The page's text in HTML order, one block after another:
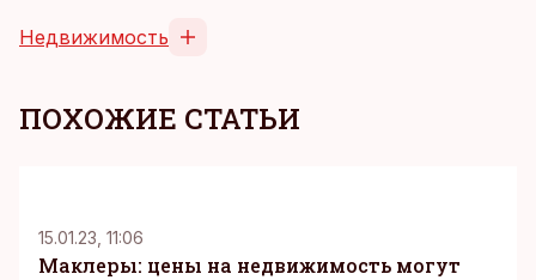
Недвижимость
ПОХОЖИЕ СТАТЬИ
15.01.23, 11:06
Маклеры: цены на недвижимость могут